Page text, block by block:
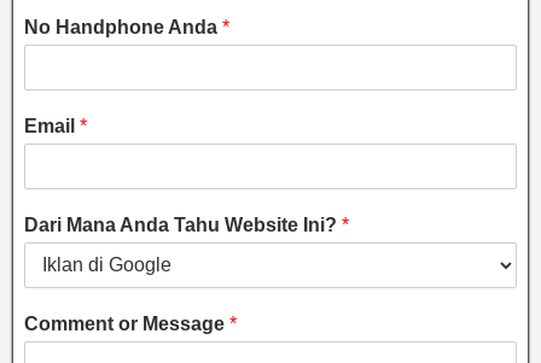
No Handphone Anda *
Email *
Dari Mana Anda Tahu Website Ini? *
Comment or Message *